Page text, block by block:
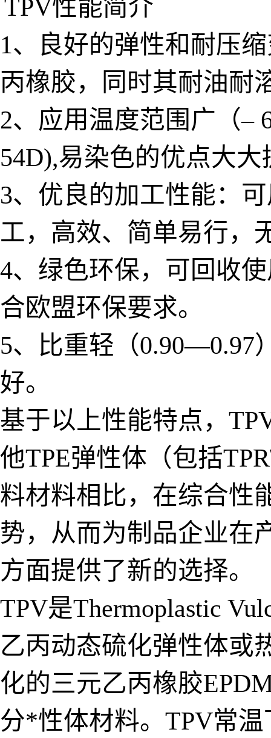
TPV性能简介
1、良好的弹性和耐压
丙橡胶，同时其耐油耐
2、应用温度范围广（
54D),易染色的优点大
3、优良的加工性能：
工，高效、简单易行，
4、绿色环保，可回收
合欧盟环保要求。
5、比重轻（0.90—0.97
好。
基于以上性能特点，
他TPE弹性体（包括
料材料相比，在综合性
势，从而为制品企业在
方面提供了新的选择。
TPV是Thermoplastic
乙丙动态硫化弹性体或
化的三元乙丙橡胶
分*性体材料。TPV常